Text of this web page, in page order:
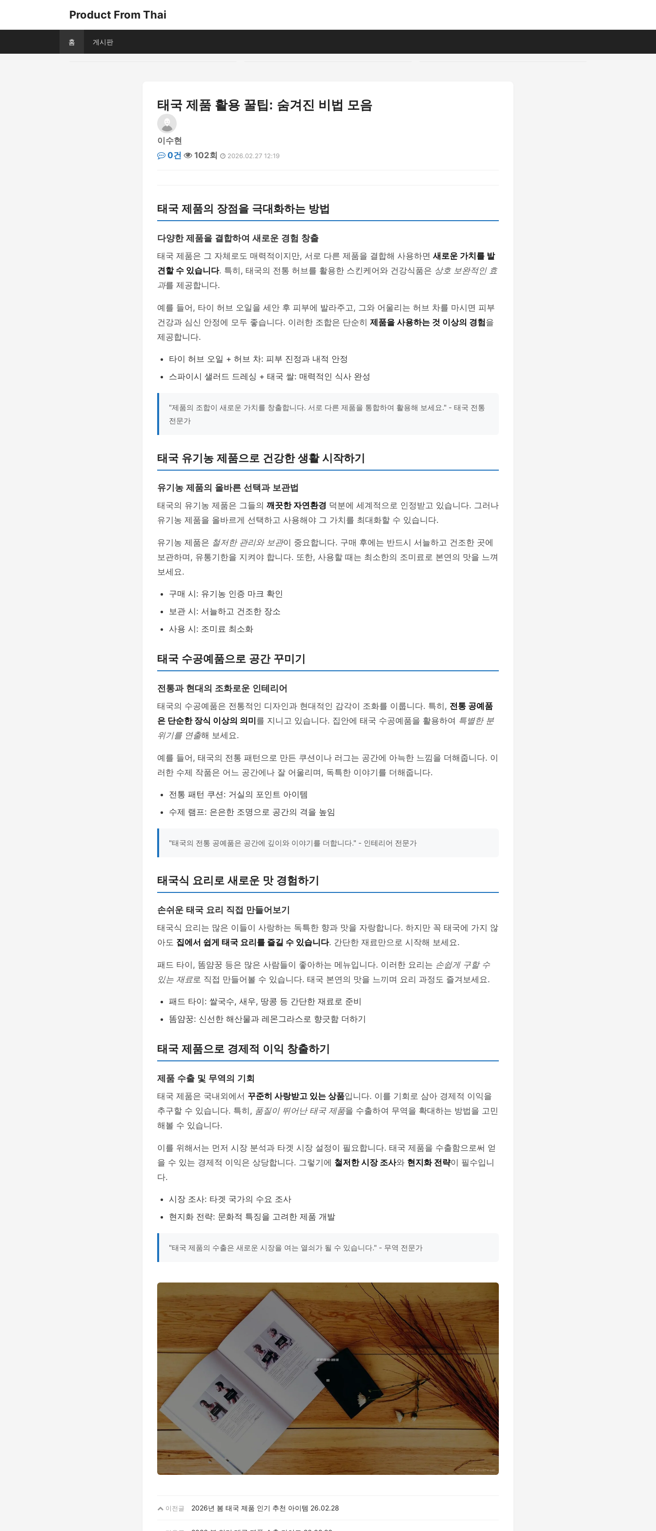
Product From Thai
홈 게시판
태국 제품 활용 꿀팁: 숨겨진 비법 모음
이수현
0건
102회 2026.02.27 12:19
태국 제품의 장점을 극대화하는 방법
다양한 제품을 결합하여 새로운 경험 창출
태국 제품은 그 자체로도 매력적이지만, 서로 다른 제품을 결합해 사용하면 새로운 가치를 발
견할 수 있습니다. 특히, 태국의 전통 허브를 활용한 스킨케어와 건강식품은 상호 보완적인 효
과를 제공합니다.
예를 들어, 타이 허브 오일을 세안 후 피부에 발라주고, 그와 어울리는 허브 차를 마시면 피부
건강과 심신 안정에 모두 좋습니다. 이러한 조합은 단순히 제품을 사용하는 것 이상의 경험을
제공합니다.
타이 허브 오일 + 허브 차: 피부 진정과 내적 안정
스파이시 샐러드 드레싱 + 태국 쌀: 매력적인 식사 완성
"제품의 조합이 새로운 가치를 창출합니다. 서로 다른 제품을 통합하여 활용해 보세요." - 태국 전통
전문가
태국 유기농 제품으로 건강한 생활 시작하기
유기농 제품의 올바른 선택과 보관법
태국의 유기농 제품은 그들의 깨끗한 자연환경 덕분에 세계적으로 인정받고 있습니다. 그러나
유기농 제품을 올바르게 선택하고 사용해야 그 가치를 최대화할 수 있습니다.
유기농 제품은 철저한 관리와 보관이 중요합니다. 구매 후에는 반드시 서늘하고 건조한 곳에
보관하며, 유통기한을 지켜야 합니다. 또한, 사용할 때는 최소한의 조미료로 본연의 맛을 느껴
보세요.
구매 시: 유기농 인증 마크 확인
보관 시: 서늘하고 건조한 장소
사용 시: 조미료 최소화
태국 수공예품으로 공간 꾸미기
전통과 현대의 조화로운 인테리어
태국의 수공예품은 전통적인 디자인과 현대적인 감각이 조화를 이룹니다. 특히, 전통 공예품
은 단순한 장식 이상의 의미 를 지니고 있습니다. 집안에 태국 수공예품을 활용하여 특별한 분
위기를 연출해 보세요.
예를 들어, 태국의 전통 패턴으로 만든 쿠션이나 러그는 공간에 아늑한 느낌을 더해줍니다. 이
러한 수제 작품은 어느 공간에나 잘 어울리며, 독특한 이야기를 더해줍니다.
전통 패턴 쿠션: 거실의 포인트 아이템
수제 램프: 은은한 조명으로 공간의 격을 높임
"태국의 전통 공예품은 공간에 깊이와 이야기를 더합니다." - 인테리어 전문가
태국식 요리로 새로운 맛 경험하기
손쉬운 태국 요리 직접 만들어보기
태국식 요리는 많은 이들이 사랑하는 독특한 향과 맛을 자랑합니다. 하지만 꼭 태국에 가지 않
아도 집에서 쉽게 태국 요리를 즐길 수 있습니다. 간단한 재료만으로 시작해 보세요.
패드 타이, 똠얌꿍 등은 많은 사람들이 좋아하는 메뉴입니다. 이러한 요리는 손쉽게 구할 수
있는 재료로 직접 만들어볼 수 있습니다. 태국 본연의 맛을 느끼며 요리 과정도 즐겨보세요.
패드 타이: 쌀국수, 새우, 땅콩 등 간단한 재료로 준비
똠얌꿍: 신선한 해산물과 레몬그라스로 향긋함 더하기
태국 제품으로 경제적 이익 창출하기
제품 수출 및 무역의 기회
태국 제품은 국내외에서 꾸준히 사랑받고 있는 상품입니다. 이를 기회로 삼아 경제적 이익을
추구할 수 있습니다. 특히, 품질이 뛰어난 태국 제품을 수출하여 무역을 확대하는 방법을 고민
해볼 수 있습니다.
이를 위해서는 먼저 시장 분석과 타겟 시장 설정이 필요합니다. 태국 제품을 수출함으로써 얻
을 수 있는 경제적 이익은 상당합니다. 그렇기에 철저한 시장 조사와 현지화 전략이 필수입니
다.
시장 조사: 타겟 국가의 수요 조사
현지화 전략: 문화적 특징을 고려한 제품 개발
"태국 제품의 수출은 새로운 시장을 여는 열쇠가 될 수 있습니다." - 무역 전문가
이전글 2026년 봄 태국 제품 인기 추천 아이템 26.02.28